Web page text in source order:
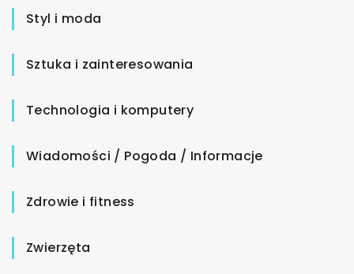
Styl i moda
Sztuka i zainteresowania
Technologia i komputery
Wiadomości / Pogoda / Informacje
Zdrowie i fitness
Zwierzęta